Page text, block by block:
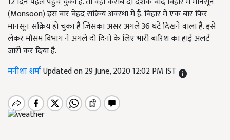
(Monsoon) इस बार बेहद सक्रिय अवस्था में है. बिहार में एक बार फिर
मानसून सक्रिय हो चुका है जिसका असर अगले 36 घंटे दिखने वाला है. इसे
लेकर मौसम विभाग ने अगले दो दिनों के लिए भारी बारिश का हाई अलर्ट
जारी कर दिया है.
मनीशा शर्माUpdated on 29 June, 2020 12:02 PM IST